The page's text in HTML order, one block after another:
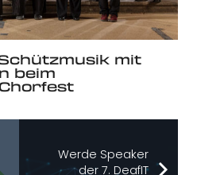
mit
beim
Werde Speaker
der 7. DeafIT